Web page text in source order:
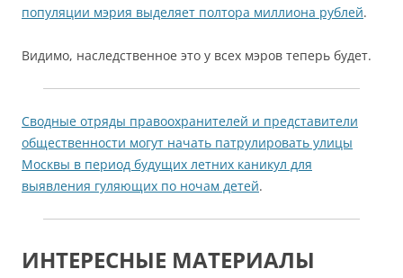
популяции мэрия выделяет полтора миллиона рублей.
Видимо, наследственное это у всех мэров теперь будет.
Сводные отряды правоохранителей и представители
общественности могут начать патрулировать улицы
Москвы в период будущих летних каникул для
выявления гуляющих по ночам детей.
ИНТЕРЕСНЫЕ МАТЕРИАЛЫ